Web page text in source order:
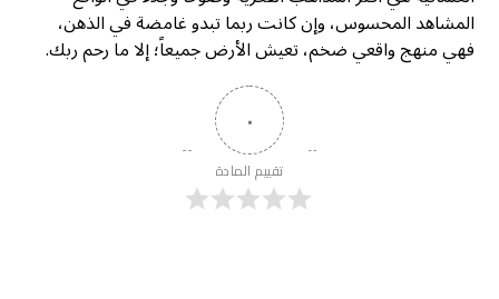
المشاهد المحسوس، وإن كانت ربما تبدو غامضة في الذهن،
فهي منهج واقعي ضخم، تعيش الأرض جميعاً؛ إلا ما رحم ربك.
٠
تقييم المادة